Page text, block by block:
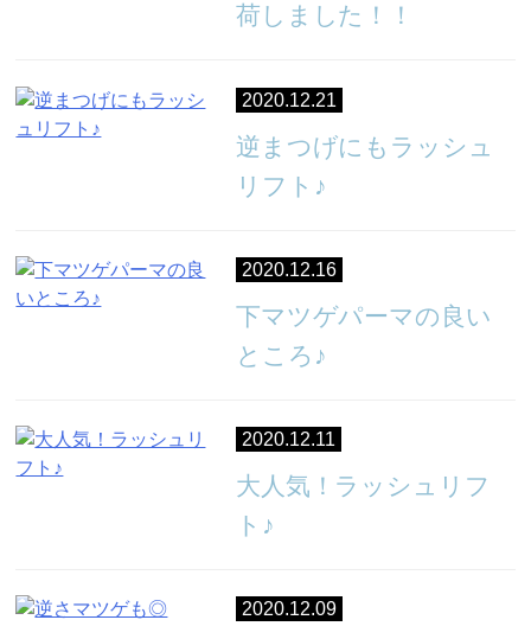
荷しました！！
2020.12.21
逆まつげにもラッシュ
リフト♪
2020.12.16
下マツゲパーマの良い
ところ♪
2020.12.11
大人気！ラッシュリフ
ト♪
2020.12.09